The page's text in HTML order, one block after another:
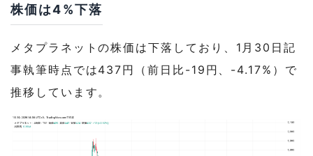
株価は4%下落
メタプラネットの株価は下落しており、1月30日記
事執筆時点では437円（前日比-19円、-4.17%）で
推移しています。